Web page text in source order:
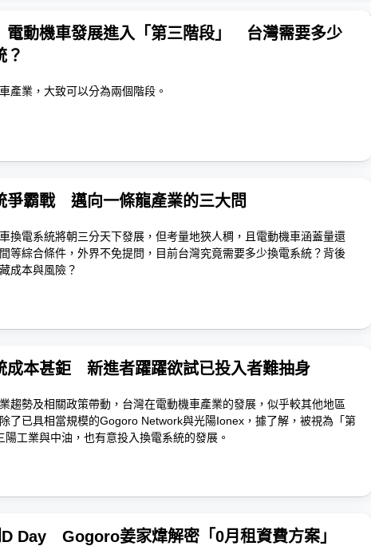
電動機車發展進入「第三階段」 台灣需要多少
？
產業，大致可以分為兩個階段。
爭霸戰 邁向一條龍產業的三大問
換電系統將朝三分天下發展，但考量地狹人稠，且電動機車涵蓋量還
等綜合條件，外界不免提問，目前台灣究竟需要多少換電系統？背後
成本與風險？
成本甚鉅 新進者躍躍欲試已投入者難抽身
趨勢及相關政策帶動，台灣在電動機車產業的發展，似乎較其他地區
了已具相當規模的Gogoro Network與光陽Ionex，據了解，被視為「第
陽工業與中油，也有意投入換電系統的發展。
Day Gogoro姜家煒解密「0月租資費方案」